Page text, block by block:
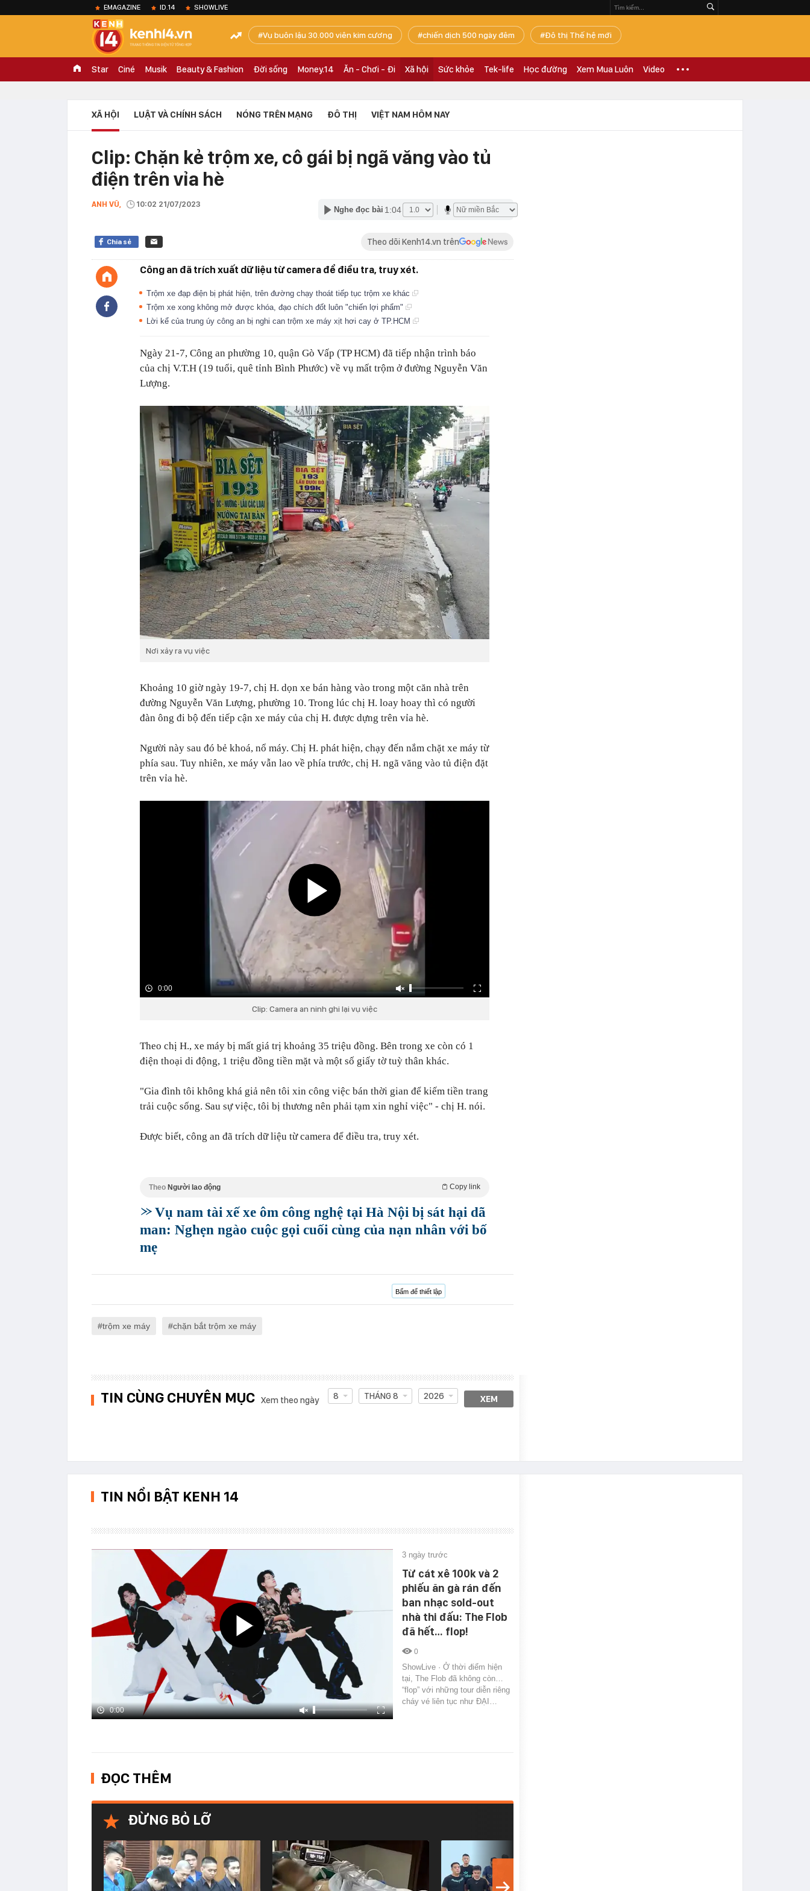
EMAGAZINE ID.14 SHOWLIVE
Vụ buôn lậu 30.000 viên kim cương chiến dịch 500 ngày đêm Đô thị Thế hệ mới
Star Ciné Musik Beauty & Fashion Đời sống Money.14 Ăn - Chơi - Đi Xã hội Sức khỏe Tek-life Học đường Xem Mua Luôn Video
XÃ HỘI LUẬT VÀ CHÍNH SÁCH NÓNG TRÊN MẠNG ĐÔ THỊ VIỆT NAM HÔM NAY
Clip: Chặn kẻ trộm xe, cô gái bị ngã văng vào tủ
điện trên vỉa hè
ANH VŨ, 10:02 21/07/2023
Nghe đọc bài 1:04
Chia sẻ Theo dõi Kenh14.vn trên
Công an đã trích xuất dữ liệu từ camera để điều tra, truy xét.
Trộm xe đạp điện bị phát hiện, trên đường chạy thoát tiếp tục trộm xe khác
Trộm xe xong không mở được khóa, đạo chích đốt luôn "chiến lợi phẩm"
Lời kể của trung úy công an bị nghi can trộm xe máy xịt hơi cay ở TP.HCM
Ngày 21-7, Công an phường 10, quận Gò Vấp (TP HCM) đã tiếp nhận trình báo
của chị V.T.H (19 tuổi, quê tỉnh Bình Phước) về vụ mất trộm ở đường Nguyễn Văn
Lượng.
Nơi xảy ra vụ việc
Khoảng 10 giờ ngày 19-7, chị H. dọn xe bán hàng vào trong một căn nhà trên
đường Nguyễn Văn Lượng, phường 10. Trong lúc chị H. loay hoay thì có người
đàn ông đi bộ đến tiếp cận xe máy của chị H. được dựng trên vỉa hè.
Người này sau đó bẻ khoá, nổ máy. Chị H. phát hiện, chạy đến nắm chặt xe máy từ
phía sau. Tuy nhiên, xe máy vẫn lao về phía trước, chị H. ngã văng vào tủ điện đặt
trên vỉa hè.
0:00
Clip: Camera an ninh ghi lại vụ việc
Theo chị H., xe máy bị mất giá trị khoảng 35 triệu đồng. Bên trong xe còn có 1
điện thoại di động, 1 triệu đồng tiền mặt và một số giấy tờ tuỳ thân khác.
"Gia đình tôi không khá giả nên tôi xin công việc bán thời gian để kiếm tiền trang
trải cuộc sống. Sau sự việc, tôi bị thương nên phải tạm xin nghỉ việc" - chị H. nói.
Được biết, công an đã trích dữ liệu từ camera để điều tra, truy xét.
Theo Người lao động Copy link
Vụ nam tài xế xe ôm công nghệ tại Hà Nội bị sát hại dã
man: Nghẹn ngào cuộc gọi cuối cùng của nạn nhân với bố
mẹ
Bấm để thiết lập
trộm xe máy chặn bắt trộm xe máy
TIN CÙNG CHUYÊN MỤC Xem theo ngày 8 THÁNG 8 2026 XEM
TIN NỔI BẬT KENH 14
0:00
3 ngày trước
Từ cát xê 100k và 2
phiếu ăn gà rán đến
ban nhạc sold-out
nhà thi đấu: The Flob
đã hết… flop!
0
ShowLive · Ở thời điểm hiện
tại, The Flob đã không còn…
“flop” với những tour diễn riêng
cháy vé liên tục như ĐẠI…
ĐỌC THÊM
ĐỪNG BỎ LỠ